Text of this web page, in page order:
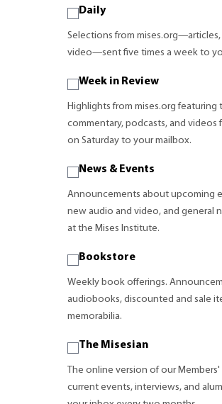
Daily
Selections from
video—sent five times a week to
Week in Review
Highlights from mises.org featuring
commentary, podcasts, and
on Saturday to your mailbox.
News & Events
Announcements about upcoming
new audio and video, and general
at the Mises Institute.
Bookstore
Weekly book offerings.
audiobooks, discounted and sale
memorabilia.
The Misesian
The online version of our
current events, interviews, and